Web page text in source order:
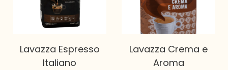
Lavazza Espresso
Italiano
Lavazza Crema e
Aroma